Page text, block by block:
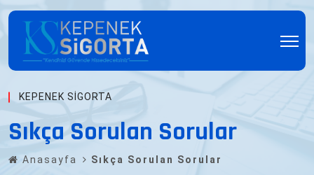
KEPENEK SIGORTA
Sıkça Sorulan Sorular
Anasayfa Sıkça Sorulan Sorular